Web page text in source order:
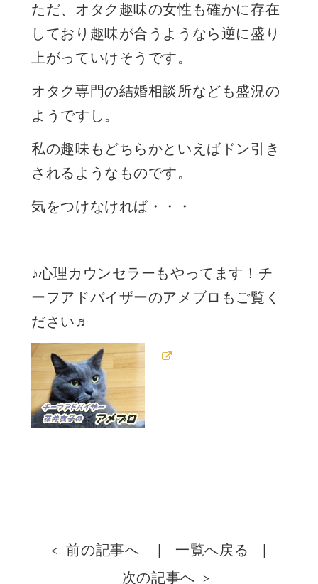
ただ、オタク趣味の女性も確かに存在
しており趣味が合うようなら逆に盛り
上がっていけそうです。
オタク専門の結婚相談所なども盛況の
ようですし。
私の趣味もどちらかといえばドン引き
されるようなものです。
気をつけなければ・・・
♪心理カウンセラーもやってます！チ
ーフアドバイザーのアメブロもご覧く
ださい♬
前の記事へ
一覧へ戻る
次の記事へ